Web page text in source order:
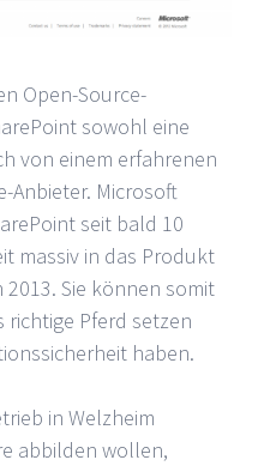
Open-Source-
sowohl eine
von einem erfahrenen
Anbieter. Microsoft
seit bald 10
massiv in das Produkt
Sie können somit
richtige Pferd setzen
haben.
in Welzheim
abbilden wollen,